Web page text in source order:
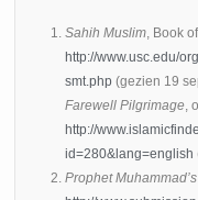
Sahih Muslim, Book
http://www.usc.edu/
smt.php (gezien 19
Farewell Pilgrimage,
http://
id=280&lang=english
Prophet